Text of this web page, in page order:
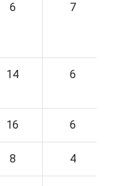
6 7
14 6
16 6
8 4